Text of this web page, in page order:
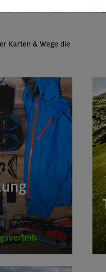
Karten & Wege die